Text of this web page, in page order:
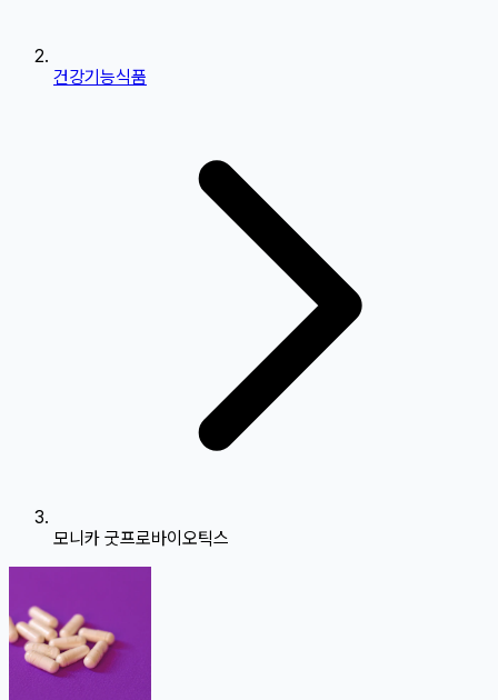
건강기능식품
모니카 굿프로바이오틱스